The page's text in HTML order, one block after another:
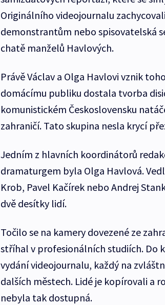
Originálního videojournalu
demonstrantům nebo spisovatelská
chatě manželů Havlových.
Právě Václav a Olga Havlovi vznik
domácímu publiku dostala tvorba
komunistickém Československu
zahraničí. Tato skupina nesla krycí
Jedním z hlavních koordinátorů
dramaturgem byla Olga Havlová.
Krob, Pavel Kačírek nebo Andrej
dvě desítky lidí.
Točilo se na kamery dovezené ze
stříhal v profesionálních studiích. Do
vydání videojournalu, každý na
dalších městech. Lidé je kopírovali a
nebyla tak dostupná.